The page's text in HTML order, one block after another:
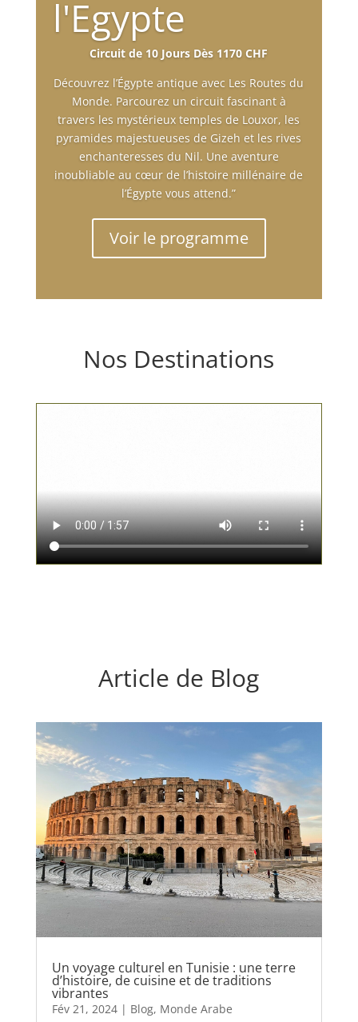
l'Egypte
Circuit de 10 Jours Dès 1170 CHF
Découvrez l’Égypte antique avec Les Routes du
Monde. Parcourez un circuit fascinant à
travers les mystérieux temples de Louxor, les
pyramides majestueuses de Gizeh et les rives
enchanteresses du Nil. Une aventure
inoubliable au cœur de l’histoire millénaire de
l’Égypte vous attend.”
Voir le programme
Nos Destinations
Article de Blog
Un voyage culturel en Tunisie : une terre
d’histoire, de cuisine et de traditions
vibrantes
Fév 21, 2024| Blog, Monde Arabe